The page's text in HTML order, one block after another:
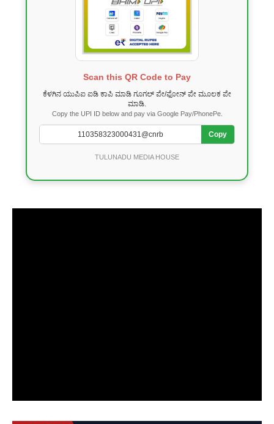
Scan this QR Code to Pay
ಕೆಳಗಿನ ಯುಪಿಐ ಐಡಿ ಕಾಪಿ ಮಾಡಿ ಗೂಗಲ್ ಪೇ/ಫೋನ್ ಪೇ ಮೂಲಕ ಪೇ
ಮಾಡಿ.
Copy the UPI ID below and pay via Google Pay/PhonePe.
Copy
TULUNADU MEDIA HOUSE